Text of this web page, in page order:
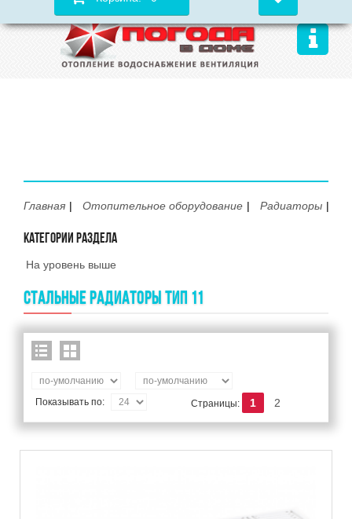
Главная Отопительное оборудование Радиаторы
КАТЕГОРИИ РАЗДЕЛА
На уровень выше
СТАЛЬНЫЕ РАДИАТОРЫ ТИП 11
Показывать по: Страницы: 1 2